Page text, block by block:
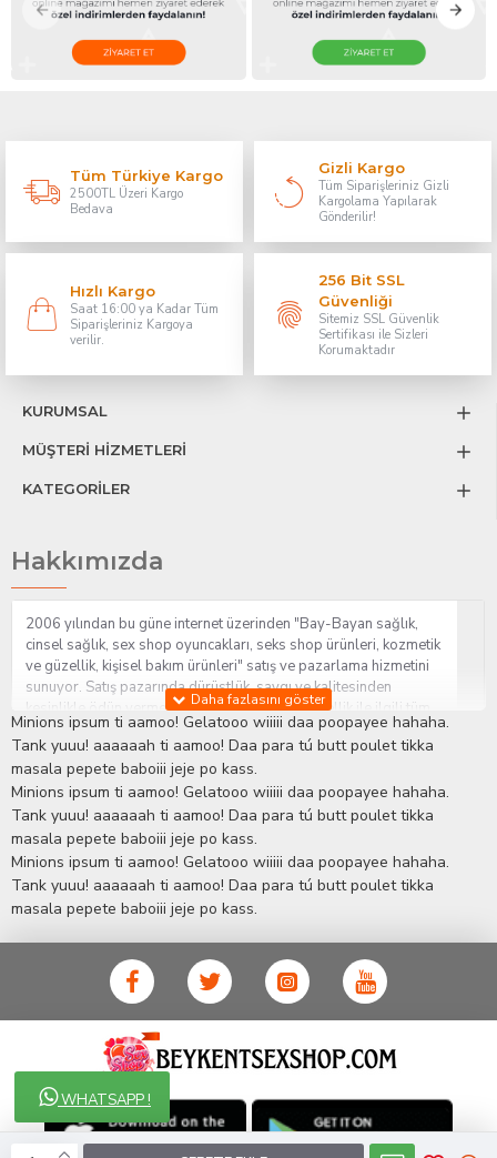
WHATSAPP !
Tüm Türkiye Kargo
2500TL Üzeri Kargo
Bedava
Gizli Kargo
Tüm Siparişleriniz Gizli
Kargolama Yapılarak
Gönderilir!
Hızlı Kargo
Saat 16:00 ya Kadar Tüm
Siparişleriniz Kargoya
verilir.
256 Bit SSL
Güvenliği
Sitemiz SSL Güvenlik
Sertifikası ile Sizleri
Korumaktadır
KURUMSAL
MÜŞTERİ HİZMETLERİ
KATEGORİLER
Hakkımızda
2006 yılından bu güne internet üzerinden "Bay-Bayan sağlık,
cinsel sağlık, sex shop oyuncakları, seks shop ürünleri, kozmetik
ve güzellik, kişisel bakım ürünleri" satış ve pazarlama hizmetini
sunuyor. Satış pazarında dürüstlük, saygı ve kalitesinden
kesinlikle ödün vermeden hizmet sağlık ve güzellik ile ilgili tüm
sorularınıza anında cevap verebilen Yetkin ve uzman kadrosu ile
ihtiyaçlarınızı en uygun fiyat ve taksit seçenekleriyle karşılıyor.
İstanbul beylikdüzü Erotik Shop sitemizde insan odaklı çalışma
stratejimiz ile müşterilerimizin yaşamlarında mutlu, sağlıklı ve
bakımlı olmaları için onlara sağlık ve güzellik danışmanlığı
sağlıyoruz.Sex ShopAlışveriş sitemiz Erotik Shop sektöründeki
gelişmeleri ve yenilikleri çok yakından takip etmesi, yaklaşık
5000'e yakın geniş ürün yelpazesi ile Türkiye'de bu sektörde
kendi alanımızda en geniş ürün gurubuna sahip ender
mağazalardan biri olması, müşteri memnuniyetini her zaman ön
planda tutan yaklaşımcı ve yenilikçi servislerin geliştirilmesi
konusundaki becerileri ile kendisine Cinsel Ürün hayatında lider
ve kalıcı bir yer edinmiştir.
Minions ipsum ti aamoo! Gelatooo wiiiii daa poopayee hahaha.
Tank yuuu! aaaaaah ti aamoo! Daa para tú butt poulet tikka
masala pepete baboiii jeje po kass.
Minions ipsum ti aamoo! Gelatooo wiiiii daa poopayee hahaha.
Tank yuuu! aaaaaah ti aamoo! Daa para tú butt poulet tikka
masala pepete baboiii jeje po kass.
Minions ipsum ti aamoo! Gelatooo wiiiii daa poopayee hahaha.
Tank yuuu! aaaaaah ti aamoo! Daa para tú butt poulet tikka
masala pepete baboiii jeje po kass.